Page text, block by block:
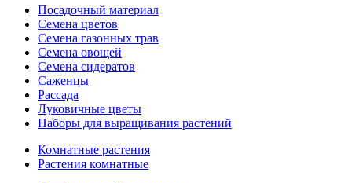
Посадочный материал
Семена цветов
Семена газонных трав
Семена овощей
Семена сидератов
Саженцы
Рассада
Луковичные цветы
Наборы для выращивания растений
Комнатные растения
Растения комнатные